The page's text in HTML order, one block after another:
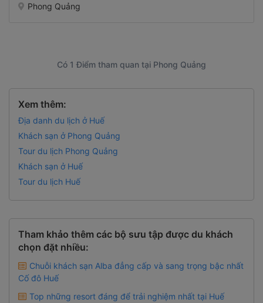
Phong Quảng
Có 1 Điểm tham quan tại Phong Quảng
Xem thêm:
Địa danh du lịch ở Huế
Khách sạn ở Phong Quảng
Tour du lịch Phong Quảng
Khách sạn ở Huế
Tour du lịch Huế
Tham khảo thêm các bộ sưu tập được du khách
chọn đặt nhiều:
Chuỗi khách sạn Alba đẳng cấp và sang trọng bậc nhất
Cố đô Huế
Top những resort đáng để trải nghiệm nhất tại Huế